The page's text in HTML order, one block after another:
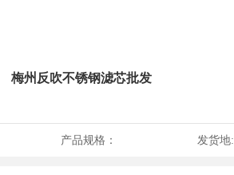
梅州反吹不锈钢滤芯批发
产品规格： 发货地: